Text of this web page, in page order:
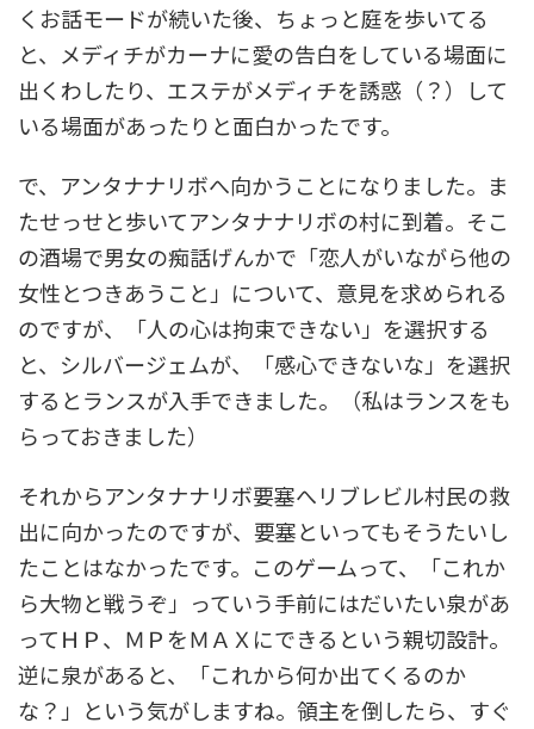
くお話モードが続いた後、ちょっと庭を歩いてる
と、メディチがカーナに愛の告白をしている場面に
出くわしたり、エステがメディチを誘惑（？）して
いる場面があったりと面白かったです。
で、アンタナナリボへ向かうことになりました。ま
たせっせと歩いてアンタナナリボの村に到着。そこ
の酒場で男女の痴話げんかで「恋人がいながら他の
女性とつきあうこと」について、意見を求められる
のですが、「人の心は拘束できない」を選択する
と、シルバージェムが、「感心できないな」を選択
するとランスが入手できました。（私はランスをも
らっておきました）
それからアンタナナリボ要塞へリブレビル村民の救
出に向かったのですが、要塞といってもそうたいし
たことはなかったです。このゲームって、「これか
ら大物と戦うぞ」っていう手前にはだいたい泉があ
ってＨＰ、ＭＰをＭＡＸにできるという親切設計。
逆に泉があると、「これから何か出てくるのか
な？」という気がしますね。領主を倒したら、すぐ